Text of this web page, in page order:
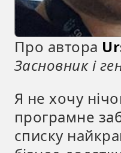
Про автора
Засновник і
Я не хочу
програмне
списку